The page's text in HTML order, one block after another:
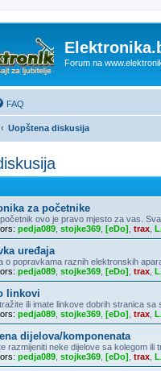
Forum na
FAQ
Uopštena diskusija
za početnike
ovo je pravo mjesto za vas.
pedja089 stojke369 [eDo] trax
uređaja
o popravkama raznih elektronskih
pedja089 stojke369 [eDo] trax
linkovi
ili imate linkove dobrih stranica sa
pedja089 stojke369 [eDo] trax
dijelova/komponenata
razmijeniti neke dijelove sa kolegom ili
pedja089 stojke369 [eDo] trax